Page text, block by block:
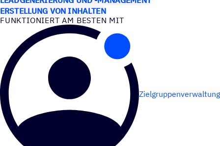
ERSTELLUNG VON INHALTEN
FUNK­TIO­NIERT AM BESTEN MIT
Zielgruppenverwaltung